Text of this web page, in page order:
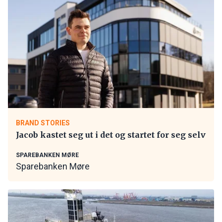
BRAND STORIES
Jacob kastet seg ut i det og startet for seg selv
SPAREBANKEN MØRE
Sparebanken Møre